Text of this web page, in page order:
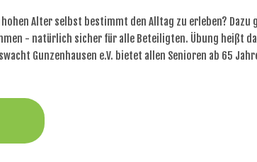
Alter selbst bestimmt den Alltag zu erleben? Dazu
- natürlich sicher für alle Beteiligten. Übung heißt
Gunzenhausen e.V. bietet allen Senioren ab 65